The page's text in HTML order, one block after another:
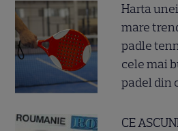
Harta
mare
padle
cele mai
padel din
CE